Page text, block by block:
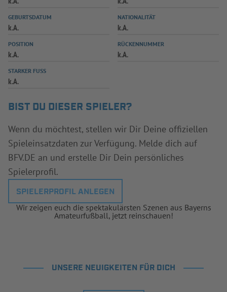
SPIELPLUS
GEBURTSDATUM
k.A.
NATIONALITÄT
k.A.
POSITION
k.A.
RÜCKENNUMMER
k.A.
STARKER FUSS
k.A.
BIST DU DIESER SPIELER?
Wenn du möchtest, stellen wir Dir Deine offiziellen
Spieleinsatzdaten zur Verfügung. Melde dich auf
BFV.DE an und erstelle Dir Dein persönliches
Spielerprofil.
SPIELERPROFIL ANLEGEN
Wir zeigen euch die spektakulärsten Szenen aus Bayerns
Amateurfußball, jetzt reinschauen!
UNSERE NEUIGKEITEN FÜR DICH